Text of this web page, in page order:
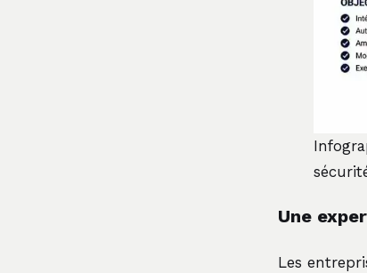
Une
Les